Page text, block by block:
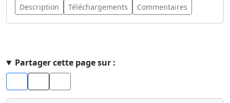
Description Téléchargements Commentaires
Partager cette page sur :
Facebook